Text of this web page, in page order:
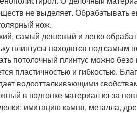
не выделяет. Обрабатывать
нож.
самый дешевый и легко
плинтусы находятся под
потолочный плинтус можно безо
пластичностью и гибкостью.
водоотталкивающими
в подгонке материал из-за
имитацию камня, металла,